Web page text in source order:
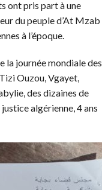
ont pris part à une
du peuple d’At Mzab
à l’époque.
la journée mondiale des
Ouzou, Vgayet,
des dizaines de
algérienne, 4 ans